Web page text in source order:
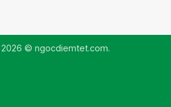
© ngocdiemtet.com.